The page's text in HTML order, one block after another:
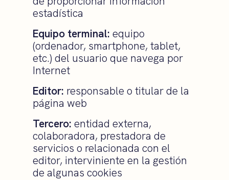
estadística
Equipo terminal: equipo
(ordenador, smartphone, tablet,
etc.) del usuario que navega por
Internet
Editor: responsable o titular de la
página web
Tercero: entidad externa,
colaboradora, prestadora de
servicios o relacionada con el
editor, interviniente en la gestión
de algunas cookies